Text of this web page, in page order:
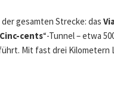
gesamten Strecke: das
Cinc-cents“-Tunnel – etwa
Mit fast drei